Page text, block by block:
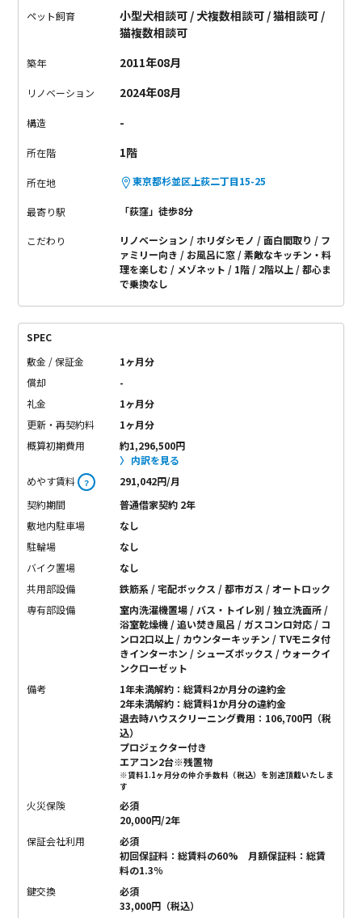
で地下へ・・・
いやー、たまげた。何だコレ？！まず、床が板
張り部分と石張り部分に分かれてます。どう使いわけるのか、
ライエリアがあり洗濯物はここに。光は入ってきますが植栽で
外からの視線はカットされます。それにわりと広い！
けの部分も素敵です（座る部分を開けて収納にもなる）
座りながらこの家だから出来る事が・・・
ばい！テンションあがる！キッチンも最高です。広い、設備バ
ッチリ。と、きたらホームパーティー（笑）
どこを見ても生活の妄想が脹らみます。あ～どんな生活送ろ
是非、チェックしてください！素敵ですから
ペット飼育
小型犬相談可 / 犬複数相談可 / 猫相談可 /
猫複数相談可
築年 2011年08月
リノベーション 2024年08月
構造 -
所在階 1階
所在地 東京都杉並区上荻二丁目15-25
最寄り駅 「荻窪」徒歩8分
こだわり リノベーション ホリダシモノ 面白間取り
フ
ァミリー向き
お風呂に窓
素敵なキッチン・料
理を楽しむ
メゾネット 1階 2階以上
都心ま
で乗換なし
SPEC
敷金 / 保証金
1ヶ月分
償却
-
礼金
1ヶ月分
更新・再契約料
1ヶ月分
概算初期費用
約1,296,500円
内訳を見る
めやす賃料 ？
291,042円/月
契約期間
普通借家契約 2年
敷地内駐車場
なし
駐輪場
なし
バイク置場
なし
共用部設備
鉄筋系 / 宅配ボックス / 都市ガス / オートロック
専有部設備
室内洗濯機置場 / バス・トイレ別 / 独立洗面所 /
浴室乾燥機 / 追い焚き風呂 / ガスコンロ対応 / コ
ンロ2口以上 / カウンターキッチン / TVモニタ付
きインターホン / シューズボックス / ウォークイ
ンクローゼット
備考
1年未満解約：総賃料2か月分の違約金
2年未満解約：総賃料1か月分の違約金
退去時ハウスクリーニング費用：106,700円（税
込）
プロジェクター付き
エアコン2台※残置物
※賃料1.1ヶ月分の仲介手数料（税込）を別途頂戴いたしま
す
火災保険
必須
20,000円/2年
保証会社利用
必須
初回保証料：総賃料の60% 月額保証料：総賃
料の1.3％
鍵交換
必須
33,000円（税込）